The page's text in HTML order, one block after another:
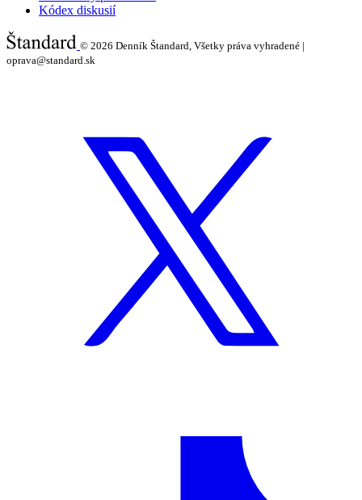
Kódex diskusií
© 2026 Denník Štandard, Všetky práva vyhradené |
oprava@standard.sk